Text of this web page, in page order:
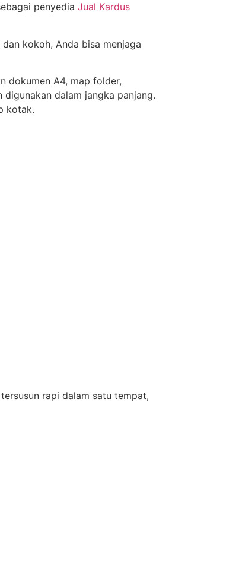
penyedia Jual Kardus
kokoh, Anda bisa menjaga
dokumen A4, map folder,
dalam jangka panjang.
kotak.
rapi dalam satu tempat,